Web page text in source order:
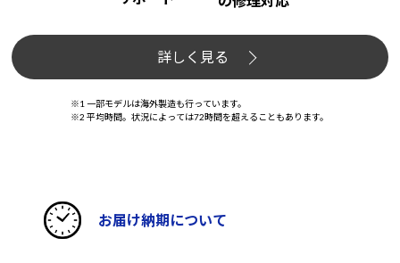
詳しく見る
※1 一部モデルは海外製造も行っています。
※2 平均時間。状況によっては72時間を超えることもあります。
お届け納期について